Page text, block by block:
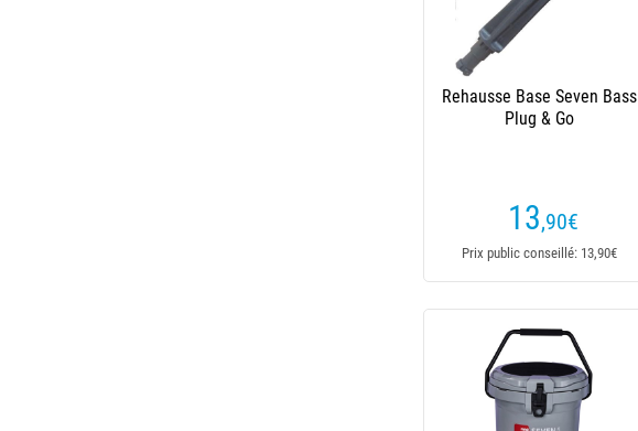
Rehausse Base Seven Bass
Plug & Go
13,90€
Prix public conseillé: 13,90€